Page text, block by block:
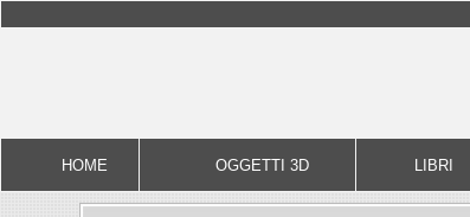
HOME OGGETTI 3D LIBRI